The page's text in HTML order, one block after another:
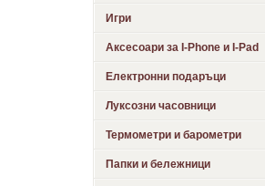
Игри
Аксесоари за I-Phone и I-Pad
Електронни подаръци
Луксозни часовници
Термометри и барометри
Папки и бележници